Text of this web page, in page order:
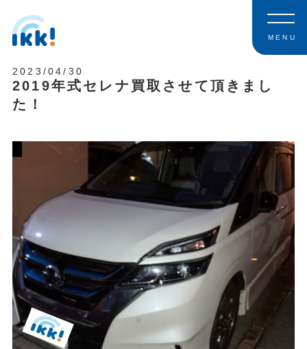
MENU
2023/04/30
2019年式セレナ買取させて頂きまし
た！